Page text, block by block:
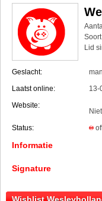
Lid
Geslacht:
man
Laatst online:
13-
Website:
Status:
Informatie
Signature